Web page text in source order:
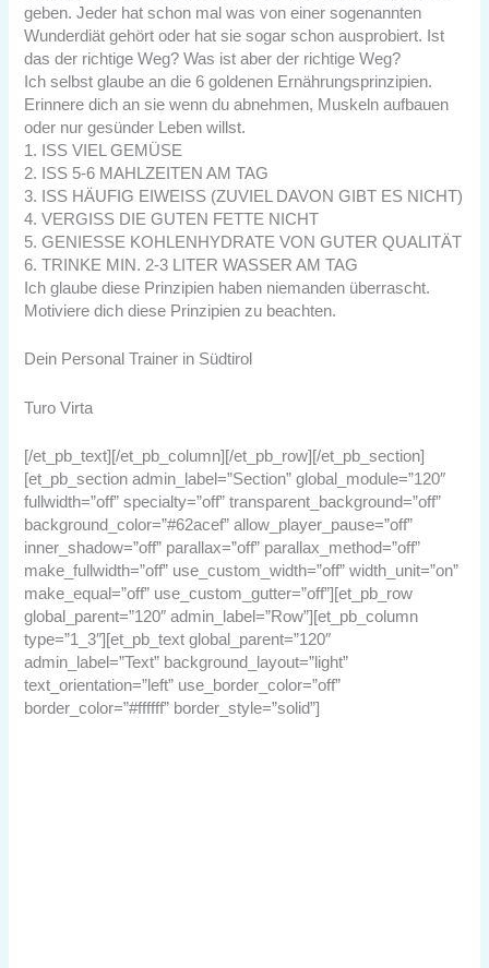
geben. Jeder hat schon mal was von einer sogenannten
Wunderdiät gehört oder hat sie sogar schon ausprobiert. Ist
das der richtige Weg? Was ist aber der richtige Weg?
Ich selbst glaube an die 6 goldenen Ernährungsprinzipien.
Erinnere dich an sie wenn du abnehmen, Muskeln aufbauen
oder nur gesünder Leben willst.
1. ISS VIEL GEMÜSE
2. ISS 5-6 MAHLZEITEN AM TAG
3. ISS HÄUFIG EIWEISS (ZUVIEL DAVON GIBT ES NICHT)
4. VERGISS DIE GUTEN FETTE NICHT
5. GENIESSE KOHLENHYDRATE VON GUTER QUALITÄT
6. TRINKE MIN. 2-3 LITER WASSER AM TAG
Ich glaube diese Prinzipien haben niemanden überrascht.
Motiviere dich diese Prinzipien zu beachten.
Dein Personal Trainer in Südtirol
Turo Virta
[/et_pb_text][/et_pb_column][/et_pb_row][/et_pb_section]
[et_pb_section admin_label=”Section” global_module=”120″
fullwidth=”off” specialty=”off” transparent_background=”off”
background_color=”#62acef” allow_player_pause=”off”
inner_shadow=”off” parallax=”off” parallax_method=”off”
make_fullwidth=”off” use_custom_width=”off” width_unit=”on”
make_equal=”off” use_custom_gutter=”off”][et_pb_row
global_parent=”120″ admin_label=”Row”][et_pb_column
type=”1_3″][et_pb_text global_parent=”120″
admin_label=”Text” background_layout=”light”
text_orientation=”left” use_border_color=”off”
border_color=”#ffffff” border_style=”solid”]